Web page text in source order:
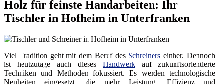
Holz für feinste Handarbeiten: Ihr
Tischler in Hofheim in Unterfranken
Viel Tradition geht mit dem Beruf des Schreiners einher. Dennoch
ist heutzutage auch dieses Handwerk auf zukunftsorientierte
Techniken und Methoden fokussiert. Es werden technologische
Neuheiten eingesetzt, die mehr Leistung, Effizienz und